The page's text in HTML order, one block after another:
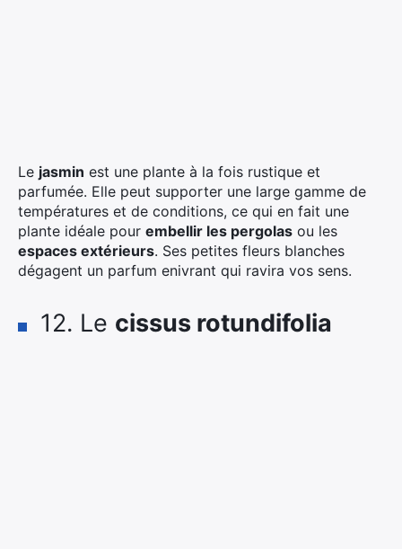
Le jasmin est une plante à la fois rustique et
parfumée. Elle peut supporter une large gamme de
températures et de conditions, ce qui en fait une
plante idéale pour embellir les pergolas ou les
espaces extérieurs. Ses petites fleurs blanches
dégagent un parfum enivrant qui ravira vos sens.
12. Le cissus rotundifolia